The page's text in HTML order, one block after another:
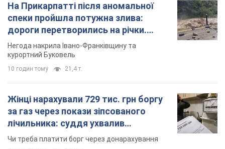
На Прикарпатті після аномальної
спеки пройшла потужна злива:
дороги перетворились на річки.
Відео
Негода накрила Івано-Франківщину та
курортний Буковель
10 годин тому 21,4 т.
Жінці нарахували 729 тис. грн боргу
за газ через покази зіпсованого
лічильника: суддя ухвалив
неочікуване рішення
Чи треба платити борг через донарахування